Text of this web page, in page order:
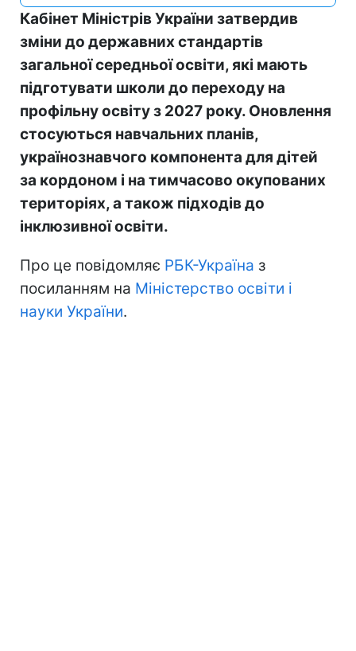
Кабінет Міністрів України затвердив
зміни до державних стандартів
загальної середньої освіти, які мають
підготувати школи до переходу на
профільну освіту з 2027 року. Оновлення
стосуються навчальних планів,
українознавчого компонента для дітей
за кордоном і на тимчасово окупованих
територіях, а також підходів до
інклюзивної освіти.
Про це повідомляє РБК-Україна з
посиланням на Міністерство освіти і
науки України.